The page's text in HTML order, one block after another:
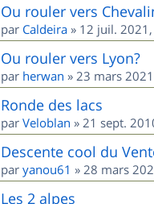
Ou rouler vers
par Caldeira » 12 juil.
Ou rouler vers Lyon?
par herwan » 23 mars
Ronde des lacs
par Veloblan » 21 sept.
Descente cool du
par yanou61 » 28 mars
Les 2 alpes